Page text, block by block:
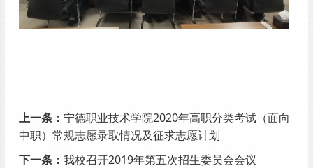
上一条： 宁德职业技术学院2020年高职分类考试（面向
中职）常规志愿录取情况及征求志愿计划
下一条： 我校召开2019年第五次招生委员会会议